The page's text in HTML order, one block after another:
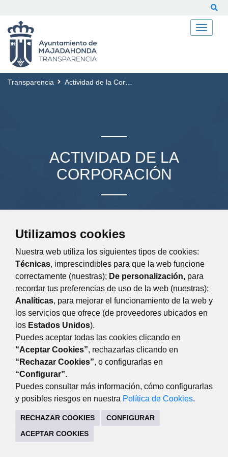
Utilizamos cookies
Nuestra web utiliza los siguientes tipos de cookies:
Técnicas, imprescindibles para que la web funcione
correctamente (nuestras); De personalización, para
recordar tus preferencias de uso de la web (nuestras);
Analíticas, para mejorar el funcionamiento de la web y
los servicios que ofrece (de proveedores ubicados en
los Estados Unidos).
Puedes aceptar todas las cookies clicando en
“Aceptar Cookies”, rechazarlas clicando en
“Rechazar Cookies”, o configurarlas en
“Configurar”.
Puedes consultar más información, cómo configurarlas
y posibles riesgos en nuestra Política de Cookies.
RECHAZAR COOKIES
CONFIGURAR
ACEPTAR COOKIES
Transparencia Actividad de la Corporación
ACTIVIDAD DE LA
CORPORACIÓN
Eventos Día Semana Mes Año
Anterior domingo 26 abril Siguiente
TRANSPARENCIA
Plaza Mayor, 3 28220 Majadahonda Madrid
CONTACTO MAPA WEB
AVISO LEGAL
POLÍTICA DE PRIVACIDAD